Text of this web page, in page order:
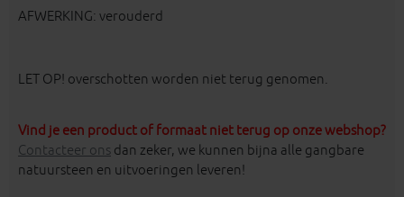
AFWERKING: verouderd
LET OP! overschotten worden niet terug genomen.
Vind je een product of formaat niet terug op onze webshop?
Contacteer ons dan zeker, we kunnen bijna alle gangbare
natuursteen en uitvoeringen leveren!